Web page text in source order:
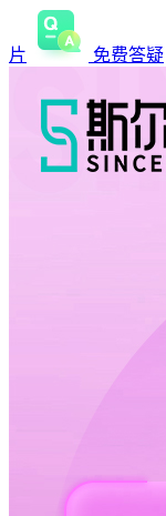
片 免费答疑